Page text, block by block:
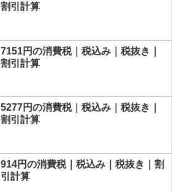
割引計算
7151円の消費税｜税込み｜税抜き｜
割引計算
5277円の消費税｜税込み｜税抜き｜
割引計算
914円の消費税｜税込み｜税抜き｜割
引計算